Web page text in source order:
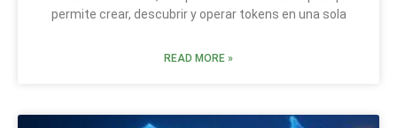
permite crear, descubrir y operar tokens en una sola
READ MORE »